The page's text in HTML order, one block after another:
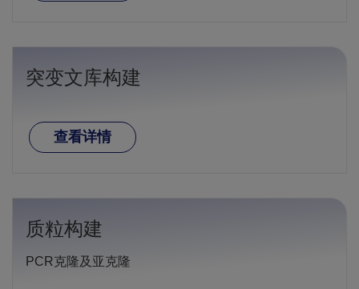
突变文库构建
查看详情
质粒构建
PCR克隆及亚克隆